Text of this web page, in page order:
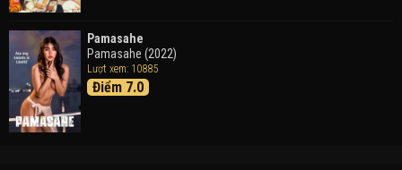
Pamasahe
Pamasahe (2022)
Lượt xem: 10885
Điểm 7.0